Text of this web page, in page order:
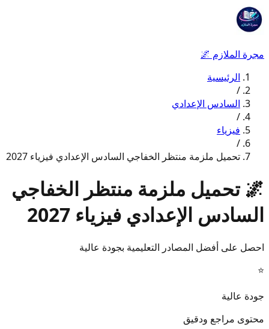
مجرة الملازم 🌌
الرئيسية
/
السادس الإعدادي
/
فيزياء
/
تحميل ملزمة منتظر الخفاجي السادس الإعدادي فيزياء 2027
🌌 تحميل ملزمة منتظر الخفاجي
السادس الإعدادي فيزياء 2027
احصل على أفضل المصادر التعليمية بجودة عالية
⭐
جودة عالية
محتوى مراجع ودقيق